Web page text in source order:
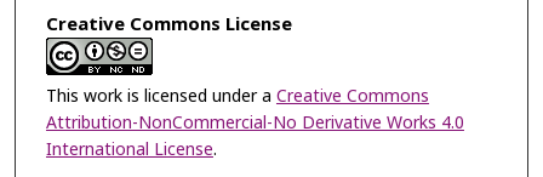
Creative Commons License
This work is licensed under a Creative Commons
Attribution-NonCommercial-No Derivative Works 4.0
International License.